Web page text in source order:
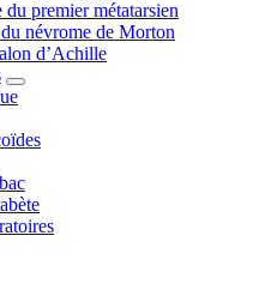
du premier métatarsien
névrome de Morton
d’Achille